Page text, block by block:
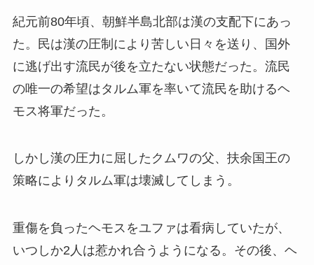
紀元前80年頃、朝鮮半島北部は漢の支配下にあっ
た。民は漢の圧制により苦しい日々を送り、国外
に逃げ出す流民が後を立たない状態だった。流民
の唯一の希望はタルム軍を率いて流民を助けるヘ
モス将軍だった。
しかし漢の圧力に屈したクムワの父、扶余国王の
策略によりタルム軍は壊滅してしまう。
重傷を負ったヘモスをユファは看病していたが、
いつしか2人は惹かれ合うようになる。その後、ヘ